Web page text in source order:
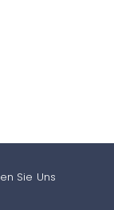
Sie Uns